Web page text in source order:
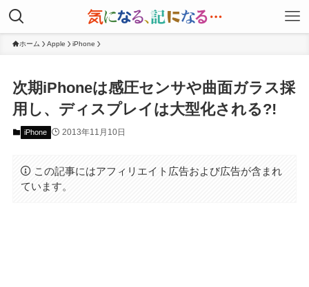
ホーム Apple iPhone
次期iPhoneは感圧センサや曲面ガラス採
用し、ディスプレイは大型化される?!
iPhone 2013年11月10日
この記事にはアフィリエイト広告および広告が含まれ
ています。